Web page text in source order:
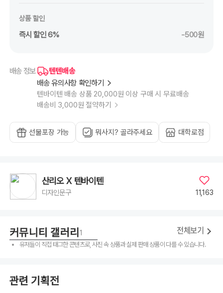
상품 할인
즉시 할인 6% -500원
배송 정보
텐텐배송
배송 유의사항 확인하기
텐바이텐 배송 상품 20,000원 이상 구매 시 무료배송
배송비 3,000원 절약하기
선물포장 가능 뭐사지? 골라주세요 대학로점
산리오 X 텐바이텐
디자인문구 11,163
커뮤니티 갤러리 1 전체보기
11
4
유저들이 직접 태그한 콘텐츠로, 사진 속 상품과 실제 판매 상품이 다를 수 있습니다.
관련 기획전